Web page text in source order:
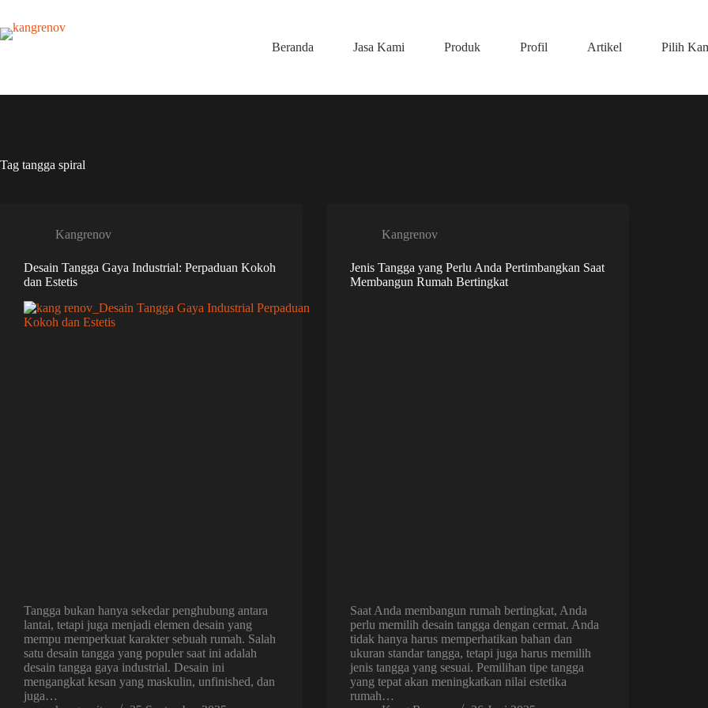
content
Beranda
Jasa Kami Produk Profil Artikel Pilih
Tag tangga spiral
Kangrenov
Desain Tangga Gaya Industrial: Perpaduan Kokoh
dan Estetis
Tangga bukan hanya sekedar penghubung antara
lantai, tetapi juga menjadi elemen desain yang
mempu memperkuat karakter sebuah rumah. Salah
satu desain tangga yang populer saat ini adalah
desain tangga gaya industrial. Desain ini
mengangkat kesan yang maskulin, unfinished, dan
juga…
Kangrenov
Jenis Tangga yang Perlu Anda Pertimbangkan Saat
Membangun Rumah Bertingkat
Saat Anda membangun rumah bertingkat, Anda
perlu memilih desain tangga dengan cermat. Anda
tidak hanya harus memperhatikan bahan dan
ukuran standar tangga, tetapi juga harus memilih
jenis tangga yang sesuai. Pemilihan tipe tangga
yang tepat akan meningkatkan nilai estetika
rumah…